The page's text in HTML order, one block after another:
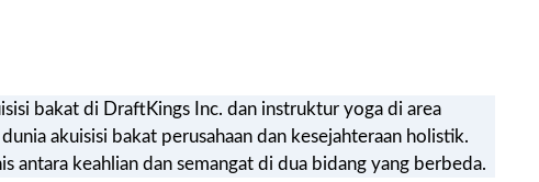
bakat di DraftKings Inc. dan instruktur yoga di area
akuisisi bakat perusahaan dan kesejahteraan holistik.
keahlian dan semangat di dua bidang yang berbeda.